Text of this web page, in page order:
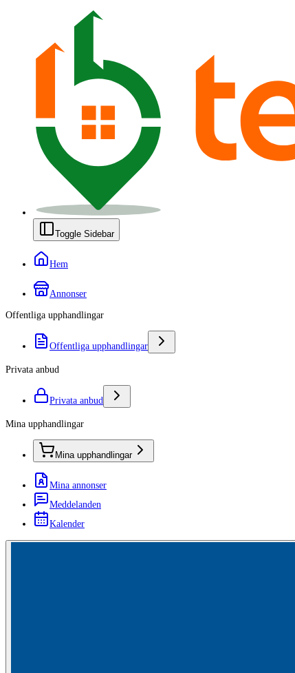
Toggle Sidebar
Hem
Annonser
Offentliga upphandlingar
Offentliga upphandlingar
Privata anbud
Privata anbud
Mina upphandlingar
Mina upphandlingar
Mina annonser
Meddelanden
Kalender